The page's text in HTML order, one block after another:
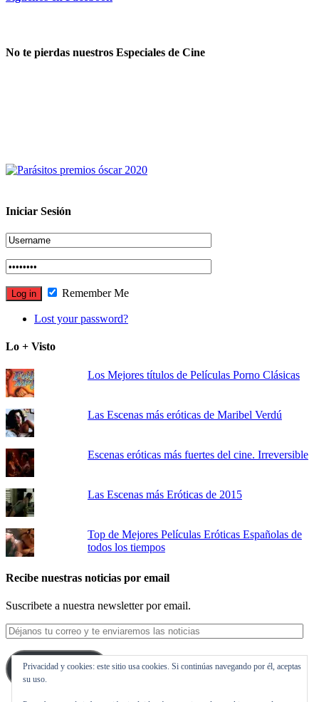
No te pierdas nuestros Especiales de Cine
Iniciar Sesión
Remember Me
Lost your password?
Lo + Visto
Los Mejores títulos de Películas Porno Clásicas
Las Escenas más eróticas de Maribel Verdú
Escenas eróticas más fuertes del cine. Irreversible
Las Escenas más Eróticas de 2015
Top de Mejores Películas Eróticas Españolas de
todos los tiempos
Recibe nuestras noticias por email
Suscribete a nuestra newsletter por email.
Déjanos
tu
correo
y
te
Suscribirse
Privacidad y cookies: este sitio usa cookies. Si continúas navegando por él, aceptas
su uso.